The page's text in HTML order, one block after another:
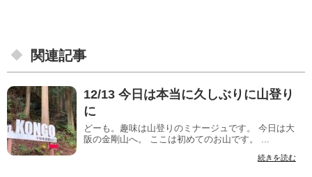
関連記事
12/13 今日は本当に久しぶりに山登り
に
どーも。趣味は山登りのミナージュです。 今日は大
阪の金剛山へ。 ここは初めてのお山です。 ...
続きを読む